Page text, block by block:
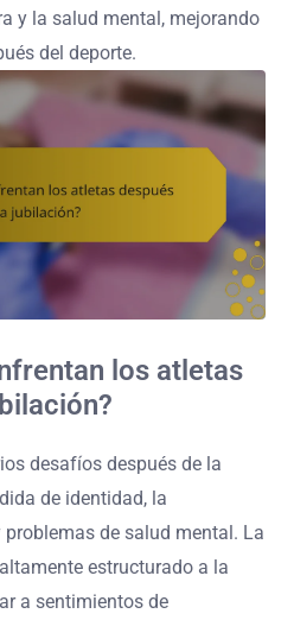
y la salud mental, mejorando
del deporte.
los atletas
desafíos después de la
de identidad, la
de salud mental. La
estructurado a la
a sentimientos de